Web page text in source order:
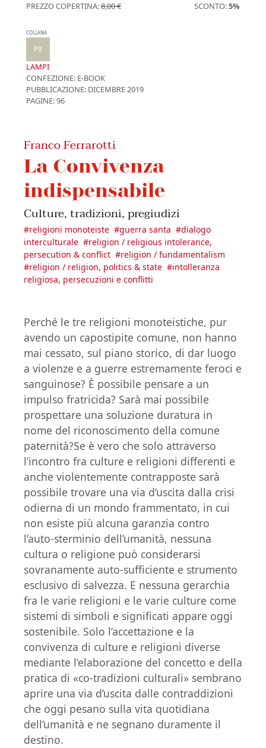
PREZZO COPERTINA:8,00 € SCONTO:5%
COLLANA
P9
LAMPI
CONFEZIONE: E-BOOK
PUBBLICAZIONE: DICEMBRE 2019
PAGINE: 96
Franco Ferrarotti
La Convivenza
indispensabile
Culture, tradizioni, pregiudizi
#religioni monoteiste #guerra santa #dialogo
interculturale #religion / religious intolerance,
persecution & conflict #religion / fundamentalism
#religion / religion, politics & state #intolleranza
religiosa, persecuzioni e conflitti
Perché le tre religioni monoteistiche, pur
avendo un capostipite comune, non hanno
mai cessato, sul piano storico, di dar luogo
a violenze e a guerre estremamente feroci e
sanguinose? È possibile pensare a un
impulso fratricida? Sarà mai possibile
prospettare una soluzione duratura in
nome del riconoscimento della comune
paternità?Se è vero che solo attraverso
l’incontro fra culture e religioni differenti e
anche violentemente contrapposte sarà
possibile trovare una via d’uscita dalla crisi
odierna di un mondo frammentato, in cui
non esiste più alcuna garanzia contro
l’auto-sterminio dell’umanità, nessuna
cultura o religione può considerarsi
sovranamente auto-sufficiente e strumento
esclusivo di salvezza. E nessuna gerarchia
fra le varie religioni e le varie culture come
sistemi di simboli e significati appare oggi
sostenibile. Solo l’accettazione e la
convivenza di culture e religioni diverse
mediante l’elaborazione del concetto e della
pratica di «co-tradizioni culturali» sembrano
aprire una via d’uscita dalle contraddizioni
che oggi pesano sulla vita quotidiana
dell’umanità e ne segnano duramente il
destino.